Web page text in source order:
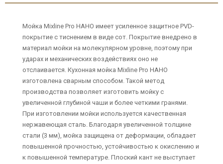
Мойка Mixline Pro НАНО имеет усиленное защитное PVD-
покрытие с тиснением в виде сот. Покрытие внедрено в
материал мойки на молекулярном уровне, поэтому при
ударах и механических воздействиях оно не
отслаивается. Кухонная мойка Mixline Pro НАНО
изготовлена сварным способом. Такой метод
производства позволяет изготовить мойку с
увеличенной глубиной чаши и более четкими гранями.
При изготовлении мойки используется качественная
нержавеющая сталь. Благодаря увеличенной толщине
стали (3 мм), мойка защищена от деформации, обладает
повышенной прочностью, устойчивостью к окислению и
к повышенной температуре. Плоский кант не выступает